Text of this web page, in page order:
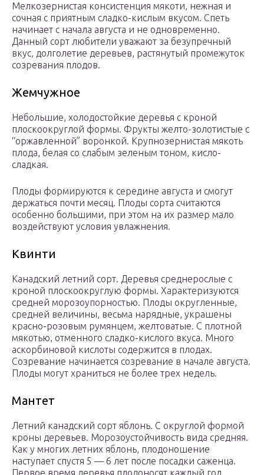
Мелкозернистая консистенция мякоти, нежная и
сочная с приятным сладко-кислым вкусом. Спеть
начинает с начала августа и не одновременно.
Данный сорт любители уважают за безупречный
вкус, долголетие деревьев, растянутый промежуток
созревания плодов.
Жемчужное
Небольшие, холодостойкие деревья с кроной
плоскоокруглой формы. Фрукты желто-золотистые с
“оржавленной” воронкой. Крупнозернистая мякоть
плода, белая со слабым зеленым тоном, кисло-
сладкая.
Плоды формируются к середине августа и смогут
держаться почти месяц. Плоды сорта считаются
особенно большими, при этом на их размер мало
воздействуют условия увлажнения.
Квинти
Канадский летний сорт. Деревья среднерослые с
кроной плоскоокруглую формы. Характеризуются
средней морозоупорностью. Плоды округленные,
средней величины, весьма нарядные, украшены
красно-розовым румянцем, желтоватые. С плотной
мякотью, отменного сладко-кислого вкуса. Много
аскорбиновой кислоты содержится в плодах.
Созревание начинается созревание в начале августа.
Плоды могут храниться не более трех недель.
Мантет
Летний канадский сорт яблонь. С округлой формой
кроны деревьев. Морозоустойчивость вида средняя.
Как у многих летних яблонь, плодоношение
наступает спустя 5 — 6 лет после посадки саженца.
Первое время деревья плодоносят каждый год,